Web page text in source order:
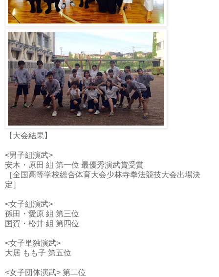
【大会結果】
<男子組演武>
安木・原田 組 第一位 最優秀演武賞受賞
［全国高等学校総合体育大会少林寺拳法競技大会出場決
定］
<女子組演武>
孫田・愛原 組 第三位
国賀・松井 組 第四位
<女子単独演武>
大居 もも子 第五位
<女子団体演武> 第二位